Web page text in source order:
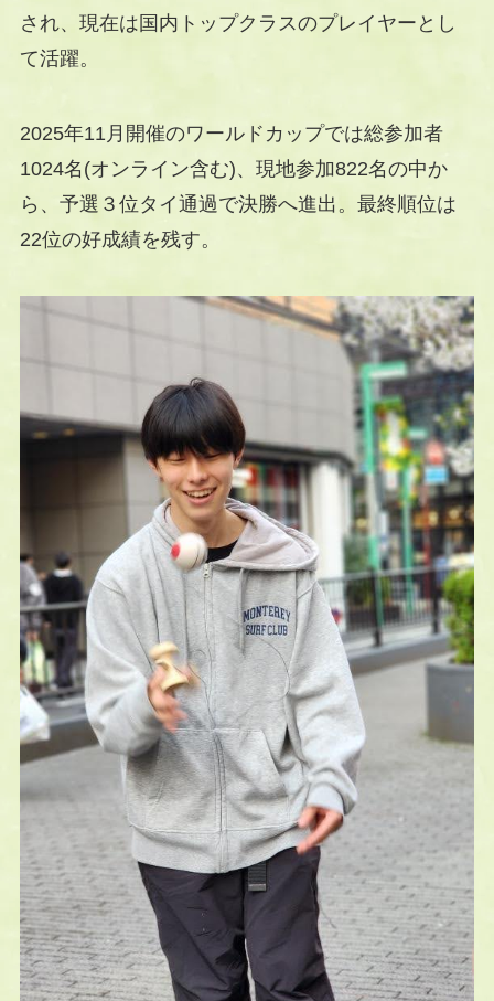
され、現在は国内トップクラスのプレイヤーとし
て活躍。
2025年11月開催のワールドカップでは総参加者
1024名(オンライン含む)、現地参加822名の中か
ら、予選３位タイ通過で決勝へ進出。最終順位は
22位の好成績を残す。